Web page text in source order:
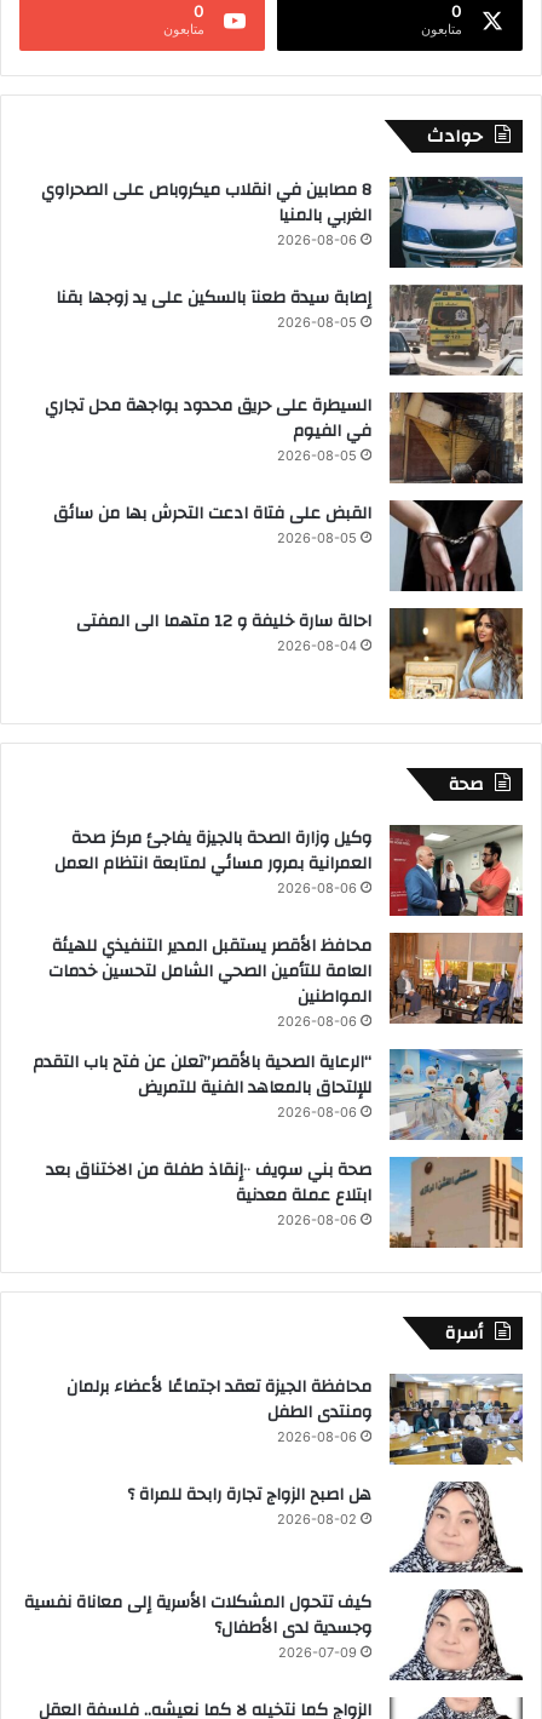
0
متابعون
0
متابعون
حوادث
8 مصابين في انقلاب ميكروباص على الصحراوي
الغربي بالمنيا
2026-08-06
إصابة سيدة طعنآ بالسكين على يد زوجها بقنا
2026-08-05
السيطرة على حريق محدود بواجهة محل تجاري
في الفيوم
2026-08-05
القبض على فتاة ادعت التحرش بها من سائق
2026-08-05
احالة سارة خليفة و 12 متهما الى المفتى
2026-08-04
صحة
وكيل وزارة الصحة بالجيزة يفاجئ مركز صحة
العمرانية بمرور مسائي لمتابعة انتظام العمل
2026-08-06
محافظ الأقصر يستقبل المدير التنفيذي للهيئة
العامة للتأمين الصحي الشامل لتحسين خدمات
المواطنين
2026-08-06
“الرعاية الصحية بالأقصر”تعلن عن فتح باب التقدم
للإلتحاق بالمعاهد الفنية للتمريض
2026-08-06
صحة بني سويف ٠٠إنقاذ طفلة من الاختناق بعد
ابتلاع عملة معدنية
2026-08-06
أسرة
محافظة الجيزة تعقد اجتماعًا لأعضاء برلمان
ومنتدى الطفل
2026-08-06
هل اصبح الزواج تجارة رابحة للمراة ؟
2026-08-02
كيف تتحول المشكلات الأسرية إلى معاناة نفسية
وجسدية لدى الأطفال؟
2026-07-09
الزواج كما نتخيله لا كما نعيشه.. فلسفة العقل